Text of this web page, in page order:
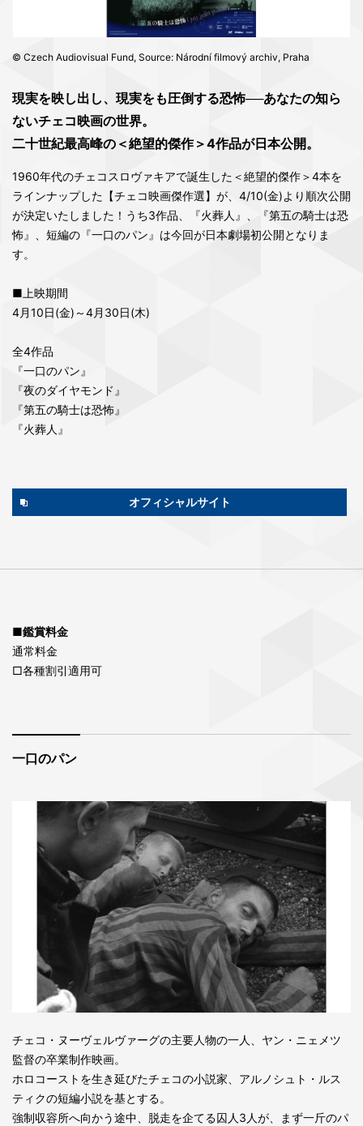
© Czech Audiovisual Fund, Source: Národní filmový archiv, Praha
現実を映し出し、現実をも圧倒する恐怖──あなたの知ら
ないチェコ映画の世界。
二十世紀最高峰の＜絶望的傑作＞4作品が日本公開。
1960年代のチェコスロヴァキアで誕生した＜絶望的傑作＞4本を
ラインナップした【チェコ映画傑作選】が、4/10(金)より順次公開
が決定いたしました！うち3作品、『火葬人』、『第五の騎士は恐
怖』、短編の『一口のパン』は今回が日本劇場初公開となりま
す。
■上映期間
4月10日(金)～4月30日(木)
全4作品
『一口のパン』
『夜のダイヤモンド』
『第五の騎士は恐怖』
『火葬人』
オフィシャルサイト
■鑑賞料金
通常料金
□各種割引適用可
一口のパン
チェコ・ヌーヴェルヴァーグの主要人物の一人、ヤン・ニェメツ
監督の卒業制作映画。
ホロコーストを生き延びたチェコの小説家、アルノシュト・ルス
ティクの短編小説を基とする。
強制収容所へ向かう途中、脱走を企てる囚人3人が、まず一斤のパ